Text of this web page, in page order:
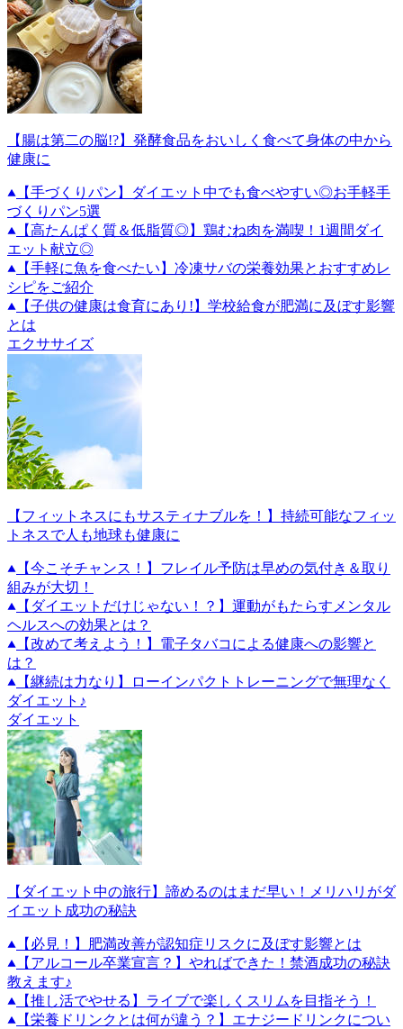
【腸は第二の脳!?】発酵食品をおいしく食べて身体の中から
健康に
【手づくりパン】ダイエット中でも食べやすい◎お手軽手
づくりパン5選
【高たんぱく質＆低脂質◎】鶏むね肉を満喫！1週間ダイ
エット献立◎
【手軽に魚を食べたい】冷凍サバの栄養効果とおすすめレ
シピをご紹介
【子供の健康は食育にあり!】学校給食が肥満に及ぼす影響
とは
エクササイズ
【フィットネスにもサスティナブルを！】持続可能なフィッ
トネスで人も地球も健康に
【今こそチャンス！】フレイル予防は早めの気付き＆取り
組みが大切！
【ダイエットだけじゃない！？】運動がもたらすメンタル
ヘルスへの効果とは？
【改めて考えよう！】電子タバコによる健康への影響と
は？
【継続は力なり】ローインパクトトレーニングで無理なく
ダイエット♪
ダイエット
【ダイエット中の旅行】諦めるのはまだ早い！メリハリがダ
イエット成功の秘訣
【必見！】肥満改善が認知症リスクに及ぼす影響とは
【アルコール卒業宣言？】やればできた！禁酒成功の秘訣
教えます♪
【推し活でやせる】ライブで楽しくスリムを目指そう！
【栄養ドリンクとは何が違う？】エナジードリンクについ